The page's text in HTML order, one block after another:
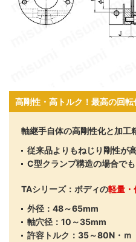
高剛性・高トルク！最高の回
軸継手自体の高剛性化と加工
従来品よりもねじり剛性が
C型クランプ構造の場合で
TAシリーズ：ボディの軽量・
外径：48～65mm
軸穴径：10～35mm
許容トルク：35～80N・ｍ